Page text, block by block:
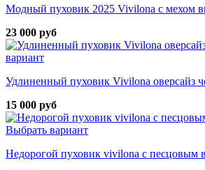
Модный пуховик 2025 Vivilona с мехом
23 000 руб
вариант
Удлиненный пуховик Vivilona оверсайз
15 000 руб
Выбрать вариант
Недорогой пуховик vivilona с песцовым